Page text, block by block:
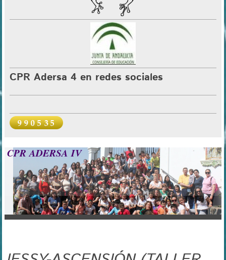
CPR Adersa 4 en redes sociales
CPR ADERSA IV